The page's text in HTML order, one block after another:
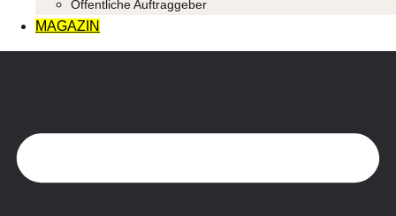
Öffentliche Auftraggeber
MAGAZIN